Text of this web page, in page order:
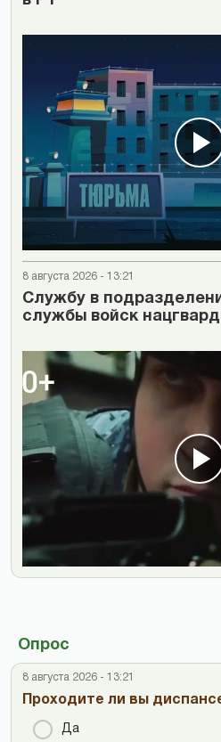
8 августа 2026 - 13:21
Cлужбу в
службы войск
Опрос
8 августа 2026 - 13:21
Проходите ли вы
Да